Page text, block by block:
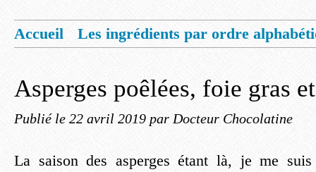
Accueil
Les ingrédients par ordre
Asperges poêlées, foie gras
Publié le 22 avril 2019 par Docteur Chocolatine
La saison des asperges étant là, je me